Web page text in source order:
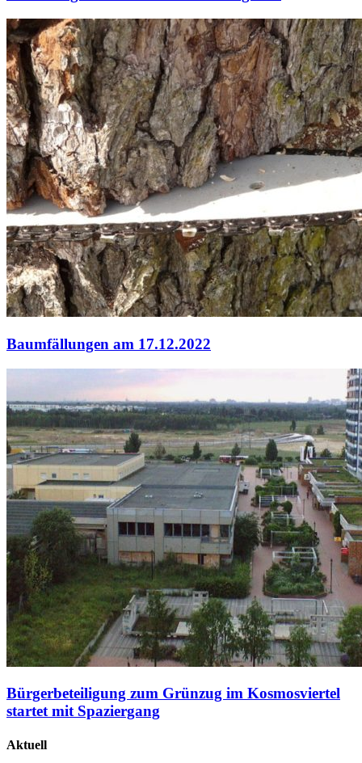
Baumfällungen am 17.12.2022
Bürgerbeteiligung zum Grünzug im Kosmosviertel
startet mit Spaziergang
Aktuell